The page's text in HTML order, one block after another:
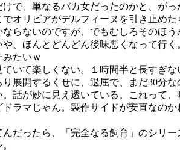
で、単なるバカ女だったのかと、がっ
でオリビアがデルフィーヌを引き止めた
らないのですが、でもむしろそのほう
、ほんとどんどん後味悪くなって行く
たいｗ
いて楽しくない。１時間半と長すぎな
展開するくせに、退屈で、まだ30分な
。話が妙に見え透いている。これって、
ドラマじゃん。製作サイドが安直なのか
だったら、「完全なる飼育」のシリー